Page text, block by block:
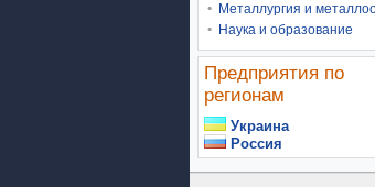
Металлургия и
Наука и образование
Предприятия по
регионам
Украина
Россия